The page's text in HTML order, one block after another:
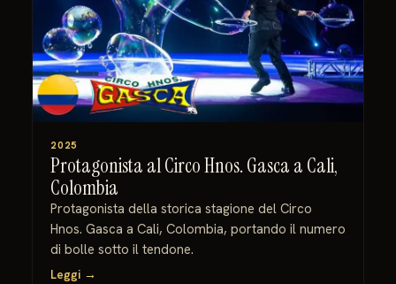
2025
Protagonista al Circo Hnos. Gasca a Cali,
Colombia
Protagonista della storica stagione del Circo
Hnos. Gasca a Cali, Colombia, portando il numero
di bolle sotto il tendone.
Leggi →